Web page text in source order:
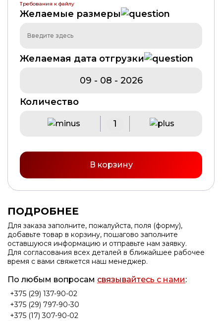
Требования к файлу
Желаемые размеры
Желаемая дата отгрузки
Количество
В корзину
ПОДРОБНЕЕ
Для заказа заполните, пожалуйста, поля (форму),
добавьте товар в корзину, пошагово заполните
оставшуюся информацию и отправьте нам заявку.
Для согласования всех деталей в ближайшее рабочее
время с вами свяжется наш менеджер.
По любым вопросам связывайтесь с нами:
+375 (29) 137-90-02
+375 (29) 797-90-30
+375 (17) 307-90-02